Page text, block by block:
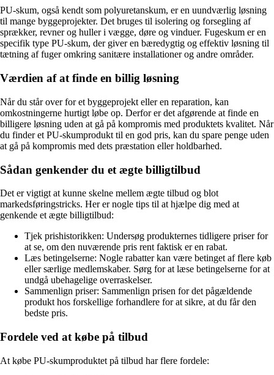
PU-skum, også kendt som polyuretanskum, er en uundværlig løsning
til mange byggeprojekter. Det bruges til isolering og forsegling af
sprækker, revner og huller i vægge, døre og vinduer. Fugeskum er en
specifik type PU-skum, der giver en bæredygtig og effektiv løsning til
tætning af fuger omkring sanitære installationer og andre områder.
Værdien af at finde en billig løsning
Når du står over for et byggeprojekt eller en reparation, kan
omkostningerne hurtigt løbe op. Derfor er det afgørende at finde en
billigere løsning uden at gå på kompromis med produktets kvalitet. Når
du finder et PU-skumprodukt til en god pris, kan du spare penge uden
at gå på kompromis med dets præstation eller holdbarhed.
Sådan genkender du et ægte billigtilbud
Det er vigtigt at kunne skelne mellem ægte tilbud og blot
markedsføringstricks. Her er nogle tips til at hjælpe dig med at
genkende et ægte billigtilbud:
Tjek prishistorikken: Undersøg produkternes tidligere priser for
at se, om den nuværende pris rent faktisk er en rabat.
Læs betingelserne: Nogle rabatter kan være betinget af flere køb
eller særlige medlemskaber. Sørg for at læse betingelserne for at
undgå ubehagelige overraskelser.
Sammenlign priser: Sammenlign prisen for det pågældende
produkt hos forskellige forhandlere for at sikre, at du får den
bedste pris.
Fordele ved at købe på tilbud
At købe PU-skumproduktet på tilbud har flere fordele: